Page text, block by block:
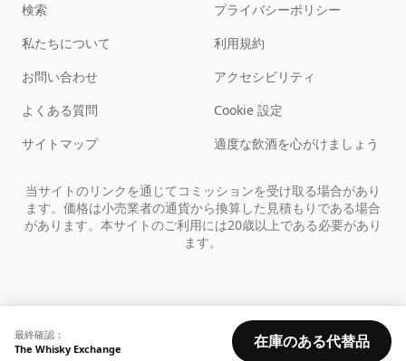
最終確認：
The Whisky Exchange
在庫のある代替品
検索
私たちについて
お問い合わせ
よくある質問
サイトマップ
プライバシーポリシー
利用規約
アクセシビリティ
Cookie 設定
適度な飲酒を心がけましょう
当サイトのリンクを通じてコミッションを受け取る場合があり
ます。価格は小売業者の通貨から換算した見積もりである場合
があります。本サイトのご利用には20歳以上である必要があり
ます。